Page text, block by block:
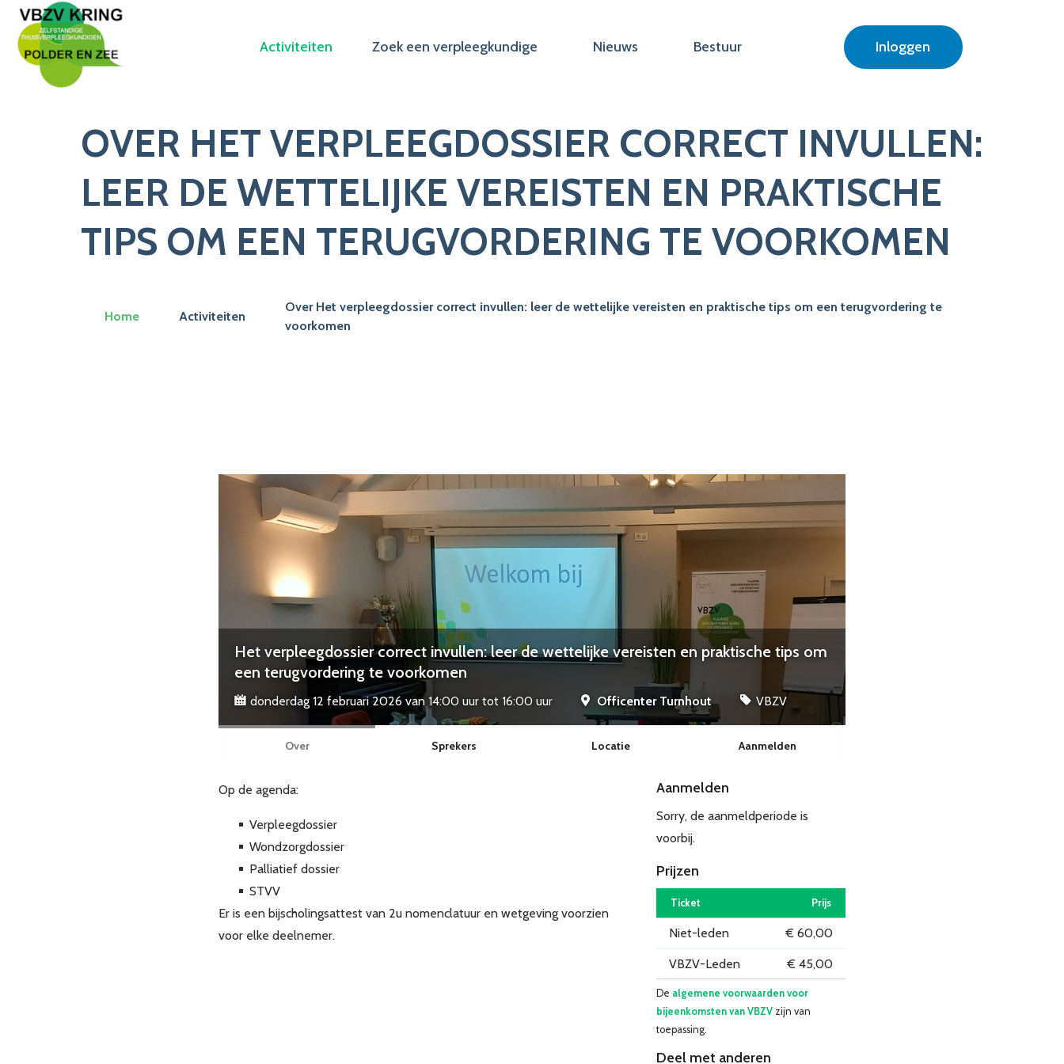
Activiteiten Zoek een verpleegkundige Nieuws Bestuur Inloggen
OVER HET VERPLEEGDOSSIER CORRECT INVULLEN:
LEER DE WETTELIJKE VEREISTEN EN PRAKTISCHE
TIPS OM EEN TERUGVORDERING TE VOORKOMEN
Home Activiteiten
Over Het verpleegdossier correct invullen: leer de wettelijke vereisten en praktische tips om een terugvordering te
voorkomen
Het verpleegdossier correct invullen: leer de wettelijke vereisten en praktische tips om
een terugvordering te voorkomen
donderdag 12 februari 2026 van 14:00 uur tot 16:00 uur Officenter Turnhout VBZV
Over Sprekers Locatie Aanmelden
Op de agenda:
Verpleegdossier
Wondzorgdossier
Palliatief dossier
STVV
Er is een bijscholingsattest van 2u nomenclatuur en wetgeving voorzien
voor elke deelnemer.
Aanmelden
Sorry, de aanmeldperiode is
voorbij.
Prijzen
Ticket Prijs
Niet-leden € 60,00
VBZV-Leden € 45,00
De algemene voorwaarden voor
bijeenkomsten van VBZV zijn van
toepassing.
Deel met anderen